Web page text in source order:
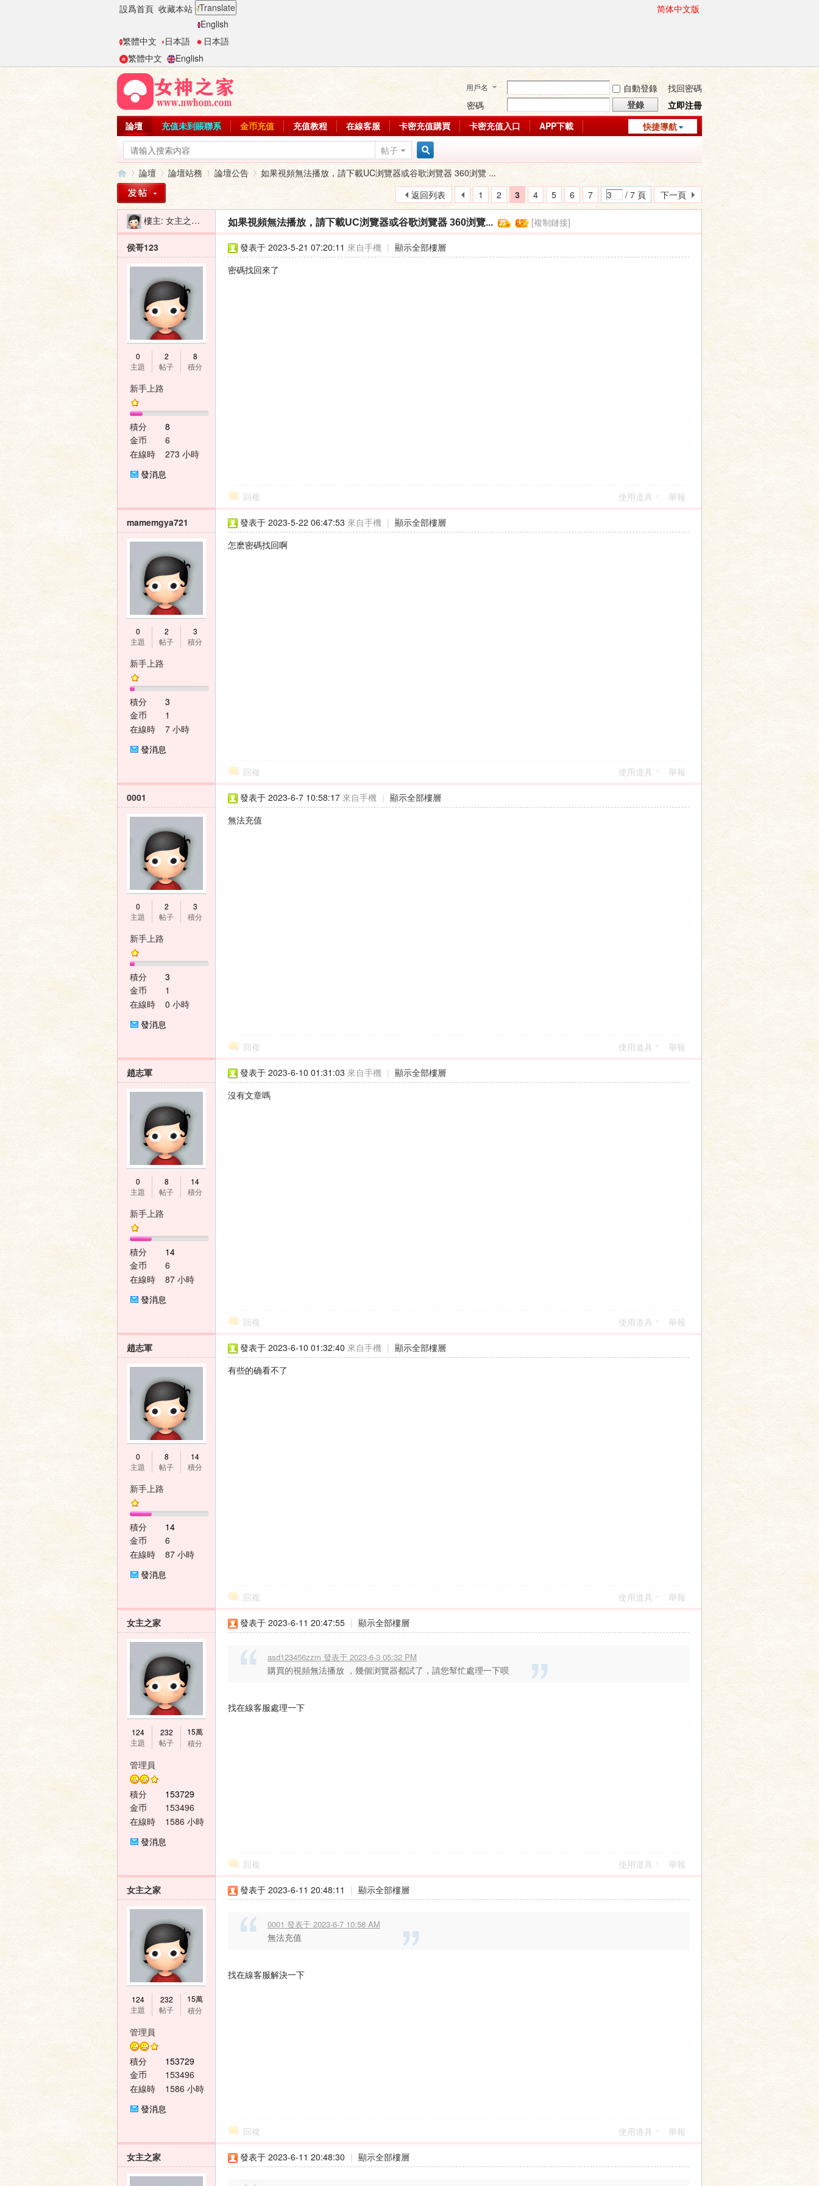
設爲首頁 收藏本站 Translate
English
繁體中文
日本語
日本語
繁體中文
English
简体中文版
用戶名 自動登錄
找回密碼
密碼
登錄
立即注冊
快捷導航
論壇 充值未到賬聯系 金币充值 充值教程 在線客服 卡密充值購買 卡密充值入口
APP下載
帖子
搜
索
»
論壇
›
論壇站務 論壇公告
›
如果視頻無法播放，請下載UC浏覽器或谷歌浏覽器 360浏覽 ...
1
2 3 4 5 6 7 / 7 頁 下一頁
返回列表
樓主: 女主之家-二麻子 如果視頻無法播放，請下載UC浏覽器或谷歌浏覽器 360浏覽... [複制鏈接]
侯哥123
0
主題
2
帖子
8
積分
新手上路
積分
8
金币
6
在線時
273 小時
發消息
發表于 2023-5-21 07:20:11 來自手機 | 顯示全部樓層
密碼找回來了
回複 使用道具 舉報
mamemgya721
0
主題
2
帖子
3
積分
新手上路
積分
3
金币
1
在線時
7 小時
發消息
發表于 2023-5-22 06:47:53 來自手機 | 顯示全部樓層
怎麽密碼找回啊
回複 使用道具 舉報
0001
0
主題
2
帖子
3
積分
新手上路
積分
3
金币
1
在線時
0 小時
發消息
發表于 2023-6-7 10:58:17 來自手機 | 顯示全部樓層
無法充值
回複 使用道具 舉報
趙志軍
0
主題
8
帖子
14
積分
新手上路
積分
14
金币
6
在線時
87 小時
發消息
發表于 2023-6-10 01:31:03 來自手機 | 顯示全部樓層
沒有文章嗎
回複 使用道具 舉報
趙志軍
0
主題
8
帖子
14
積分
新手上路
積分
14
金币
6
在線時
87 小時
發消息
發表于 2023-6-10 01:32:40 來自手機 | 顯示全部樓層
有些的确看不了
回複 使用道具 舉報
女主之家
124
主題
232
帖子
15萬
積分
管理員
積分
153729
金币
153496
在線時
1586 小時
發消息
發表于 2023-6-11 20:47:55 | 顯示全部樓層
asd123456zzm 發表于 2023-6-3 05:32 PM
購買的視頻無法播放 ，幾個浏覽器都試了，請您幫忙處理一下呗
找在線客服處理一下
回複 使用道具 舉報
女主之家
124
主題
232
帖子
15萬
積分
管理員
積分
153729
金币
153496
在線時
1586 小時
發消息
發表于 2023-6-11 20:48:11 | 顯示全部樓層
0001 發表于 2023-6-7 10:58 AM
無法充值
找在線客服解決一下
回複 使用道具 舉報
女主之家 發表于 2023-6-11 20:48:30 | 顯示全部樓層